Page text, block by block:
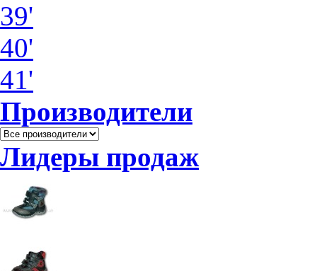
39'
40'
41'
Производители
Лидеры продаж